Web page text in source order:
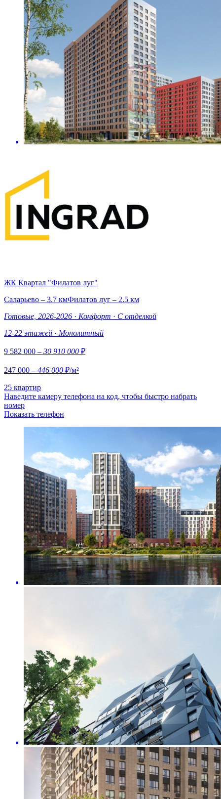
ЖК Квартал "Филатов луг"
Саларьево – 3.7 кмФилатов луг – 2.5 км
Готовые, 2026-2026 · Комфорт · С отделкой
12-22 этажей · Монолитный
9 582 000 – 30 910 000 ₽
247 000 – 446 000 ₽/м²
25 квартир
Наведите камеру телефона на код, чтобы быстро набрать
номер
Показать телефон